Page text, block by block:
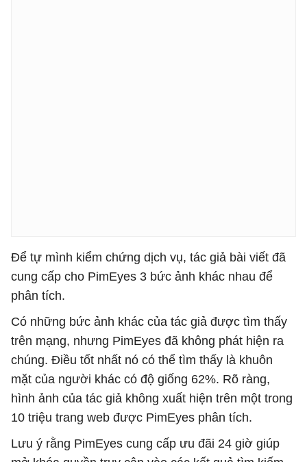
Để tự mình kiểm chứng dịch vụ, tác giả bài viết đã
cung cấp cho PimEyes 3 bức ảnh khác nhau để
phân tích.
Có những bức ảnh khác của tác giả được tìm thấy
trên mạng, nhưng PimEyes đã không phát hiện ra
chúng. Điều tốt nhất nó có thể tìm thấy là khuôn
mặt của người khác có độ giống 62%. Rõ ràng,
hình ảnh của tác giả không xuất hiện trên một trong
10 triệu trang web được PimEyes phân tích.
Lưu ý rằng PimEyes cung cấp ưu đãi 24 giờ giúp